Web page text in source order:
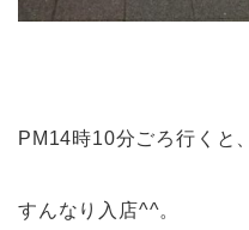
PM14時10分ごろ行くと
すんなり入店^^。